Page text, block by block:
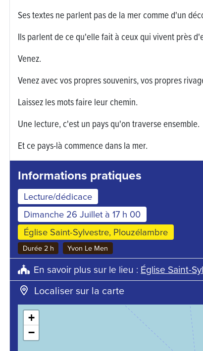
Ses textes ne parlent pas de la mer comme d'un
Ils parlent de ce qu'elle fait à ceux qui vivent près
Venez.
Venez avec vos propres souvenirs, vos propres
Laissez les mots faire leur chemin.
Une lecture, c'est un pays qu'on traverse ensemble.
Et ce pays-là commence dans la mer.
Informations pratiques
Lecture/dédicace
Dimanche 26 Juillet à 17 h 00
Église Saint-Sylvestre, Plouzélambre
Durée 2 h Yvon Le Men
En savoir plus sur le lieu : Église Saint-
Localiser sur la carte
+
−